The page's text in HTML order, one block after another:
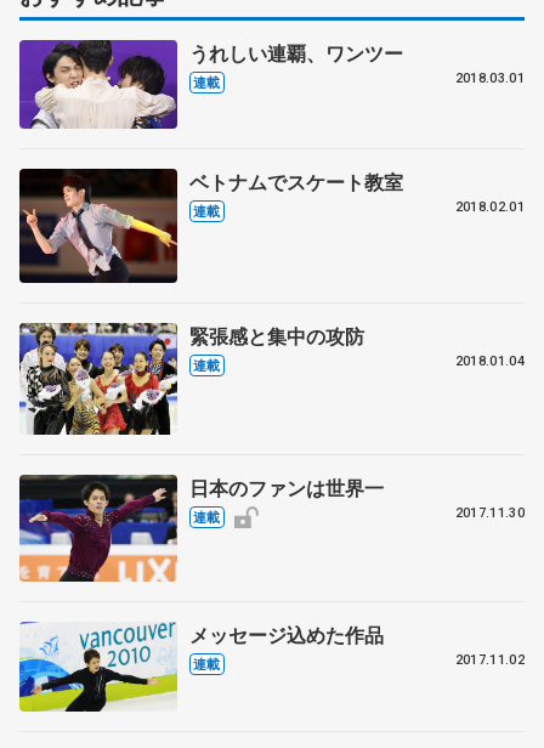
うれしい連覇、ワンツー
連載 2018.03.01
ベトナムでスケート教室
連載 2018.02.01
緊張感と集中の攻防
連載 2018.01.04
日本のファンは世界一
連載 2017.11.30
メッセージ込めた作品
連載 2017.11.02